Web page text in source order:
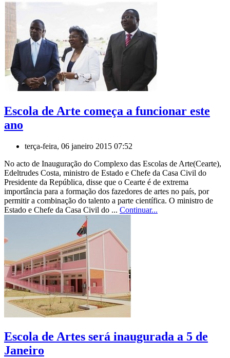
Escola de Arte começa a funcionar este
ano
terça-feira, 06 janeiro 2015 07:52
No acto de Inauguração do Complexo das Escolas de Arte(Cearte),
Edeltrudes Costa, ministro de Estado e Chefe da Casa Civil do
Presidente da República, disse que o Cearte é de extrema
importância para a formação dos fazedores de artes no país, por
permitir a combinação do talento a parte científica. O ministro de
Estado e Chefe da Casa Civil do ... Continuar...
Escola de Artes será inaugurada a 5 de
Janeiro